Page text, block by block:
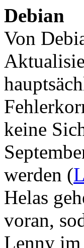
Debian
Von
keine
werden (
Helas
voran,
Lenny im